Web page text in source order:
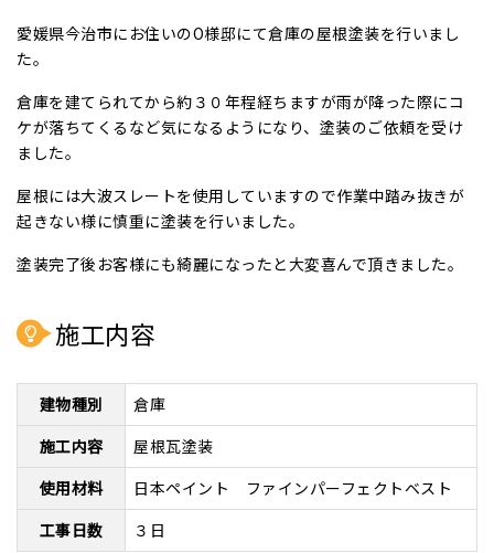
愛媛県今治市にお住いのO様邸にて倉庫の屋根塗装を行いまし
た。
倉庫を建てられてから約３０年程経ちますが雨が降った際にコ
ケが落ちてくるなど気になるようになり、塗装のご依頼を受け
ました。
屋根には大波スレートを使用していますので作業中踏み抜きが
起きない様に慎重に塗装を行いました。
塗装完了後お客様にも綺麗になったと大変喜んで頂きました。
施工内容
建物種別
倉庫
施工内容
屋根瓦塗装
使用材料
日本ペイント ファインパーフェクトベスト
工事日数
３日